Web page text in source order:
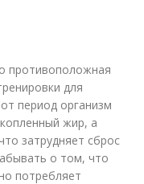
противоположная
для
период организм
жир, а
затрудняет сброс
о том, что
потребляет